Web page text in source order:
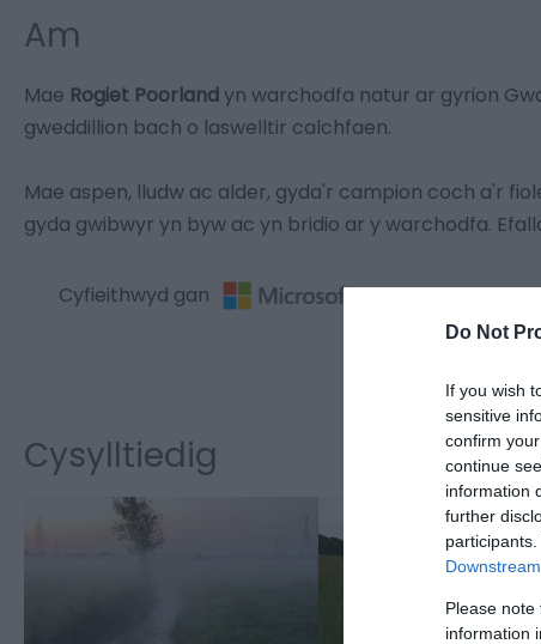
Do Not
If you wish
sensitive
confirm
continue
information
further
Please
information
Am
Mae Rogiet Poorlandyn warchodfa natur ar gyrion
gweddillion bach o laswelltir calchfaen.
Mae aspen, lludw ac alder, gyda'r campion coch a'r
gyda gwibwyr yn byw ac yn bridio ar y warchodfa.
Cyfieithwyd gan
Cysylltiedig